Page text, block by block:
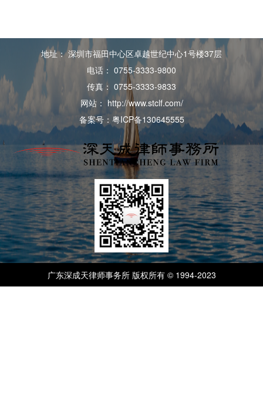
地址： 深圳市福田中心区卓越世纪中心1号楼37层
电话： 0755-3333-9800
传真： 0755-3333-9833
网站： http://www.stclf.com/
备案号：粤ICP备130645555
广东深成天律师事务所 版权所有 © 1994-2023